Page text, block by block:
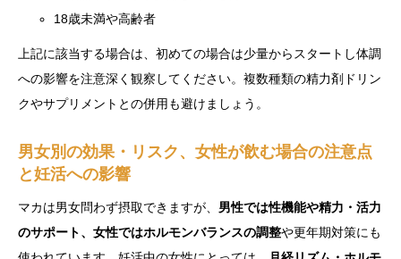
18歳未満や高齢者
上記に該当する場合は、初めての場合は少量からスタートし体調
への影響を注意深く観察してください。複数種類の精力剤ドリン
クやサプリメントとの併用も避けましょう。
男女別の効果・リスク、女性が飲む場合の注意点
と妊活への影響
マカは男女問わず摂取できますが、 男性では性機能や精力・活力
のサポート、女性ではホルモンバランスの調整や更年期対策にも